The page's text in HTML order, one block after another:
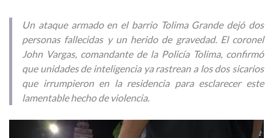
Un ataque armado en el barrio Tolima Grande dejó dos
personas fallecidas y un herido de gravedad. El coronel
John Vargas, comandante de la Policía Tolima, confirmó
que unidades de inteligencia ya rastrean a los dos sicarios
que irrumpieron en la residencia para esclarecer este
lamentable hecho de violencia.